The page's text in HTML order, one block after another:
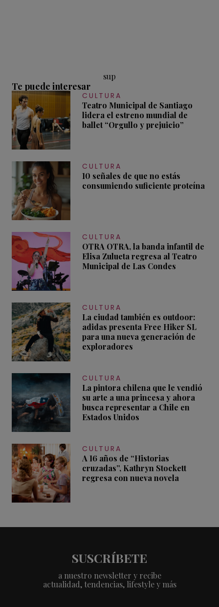
sup
Te puede interesar
CULTURA
Teatro Municipal de Santiago
lidera el estreno mundial de
ballet “Orgullo y prejuicio”
CULTURA
10 señales de que no estás
consumiendo suficiente proteína
CULTURA
OTRA OTRA, la banda infantil de
Elisa Zulueta regresa al Teatro
Municipal de Las Condes
CULTURA
La ciudad también es outdoor:
adidas presenta Free Hiker SL
para una nueva generación de
exploradores
CULTURA
La pintora chilena que le vendió
su arte a una princesa y ahora
busca representar a Chile en
Estados Unidos
CULTURA
A 16 años de “Historias
cruzadas”, Kathryn Stockett
regresa con nueva novela
SUSCRÍBETE
a nuestro newsletter y recibe
actualidad, tendencias, lifestyle y más